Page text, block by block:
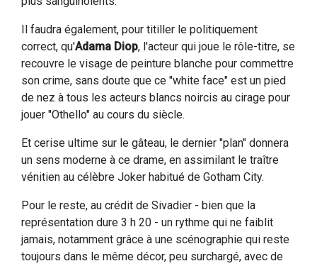
Il faudra également, pour titiller le politiquement
correct, qu'Adama Diop, l'acteur qui joue le rôle-titre, se
recouvre le visage de peinture blanche pour commettre
son crime, sans doute que ce "white face" est un pied
de nez à tous les acteurs blancs noircis au cirage pour
jouer "Othello" au cours du siècle.
Et cerise ultime sur le gâteau, le dernier "plan" donnera
un sens moderne à ce drame, en assimilant le traître
vénitien au célèbre Joker habitué de Gotham City.
Pour le reste, au crédit de Sivadier - bien que la
représentation dure 3 h 20 - un rythme qui ne faiblit
jamais, notamment grâce à une scénographie qui reste
toujours dans le même décor, peu surchargé, avec de